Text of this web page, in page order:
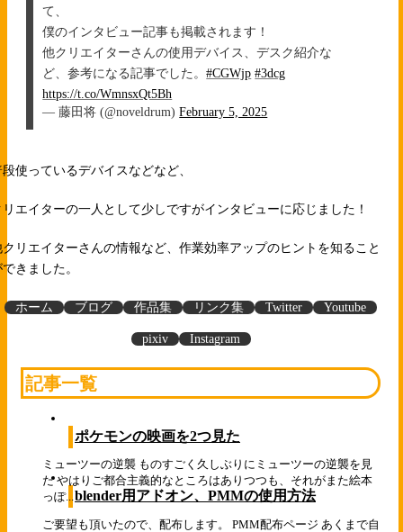
て、
僕のインタビュー記事も掲載されます！
他クリエイターさんの使用デバイス、デスク紹介な
ど、参考になる記事でした。#CGWjp #3dcg
https://t.co/WmnsxQt5Bh
— 藤田将 (@noveldrum)February 5, 2025
段使っているデバイスなどなど、
リエイターの一人として少しですがインタビューに応じました！
クリエイターさんの情報など、作業効率アップのヒントを知ること
きました。
ホーム ブログ 作品集 リンク集 Twitter Youtube
pixiv Instagram
記事一覧
ポケモンの映画を2つ見た
ミューツーの逆襲 ものすごく久しぶりにミューツーの逆襲を見
た やはりご都合主義的なところはありつつも、それがまた絵本
っぽ...blender用アドオン、PMMの使用方法
ご要望も頂いたので、配布します。 PMM配布ページ あくまで自